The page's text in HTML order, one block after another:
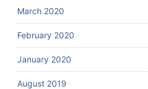
March 2020
February 2020
January 2020
August 2019